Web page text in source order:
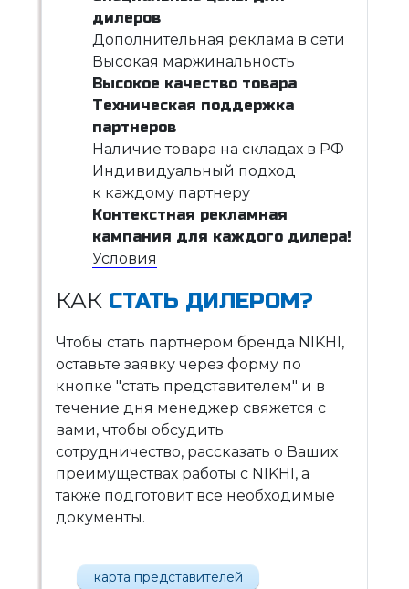
дилеров
Дополнительная реклама в сети
Высокая маржинальность
Высокое качество товара
Техническая поддержка
партнеров
Наличие товара на складах в РФ
Индивидуальный подход
к каждому партнеру
Контекстная рекламная
кампания для каждого дилера!
Условия
КАК СТАТЬ ДИЛЕРОМ?
Чтобы стать партнером бренда NIKHI,
оставьте заявку через форму по
кнопке "стать представителем" и в
течение дня менеджер свяжется с
вами, чтобы обсудить
сотрудничество, рассказать о Ваших
преимуществах работы с NIKHI, а
также подготовит все необходимые
документы.
карта представителей